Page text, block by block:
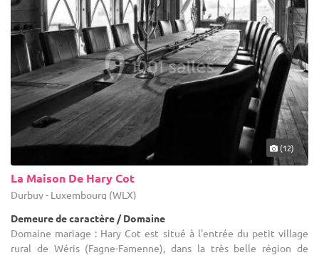
(12)
La Maison De Hary Cot
Durbuy - Luxembourg (WLX)
Demeure de caractère / Domaine
Domaine mariage : Hary Cot est situé à l'entrée du petit village
rural de Wéris (Fagne-Famenne), dans la très belle région de